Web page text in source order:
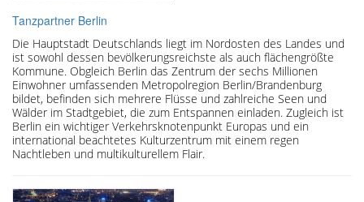
Tanzpartner Berlin
Die Hauptstadt Deutschlands liegt im Nordosten des Landes und
ist sowohl dessen bevölkerungsreichste als auch flächengrößte
Kommune. Obgleich Berlin das Zentrum der sechs Millionen
Einwohner umfassenden Metropolregion Berlin/Brandenburg
bildet, befinden sich mehrere Flüsse und zahlreiche Seen und
Wälder im Stadtgebiet, die zum Entspannen einladen. Zugleich ist
Berlin ein wichtiger Verkehrsknotenpunkt Europas und ein
international beachtetes Kulturzentrum mit einem regen
Nachtleben und multikulturellem Flair.